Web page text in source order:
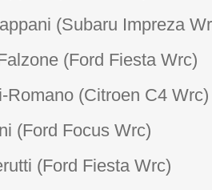
(Subaru Impreza
(Ford Fiesta Wrc)
Romano (Citroen C4 Wrc)
(Ford Focus Wrc)
(Ford Fiesta Wrc)